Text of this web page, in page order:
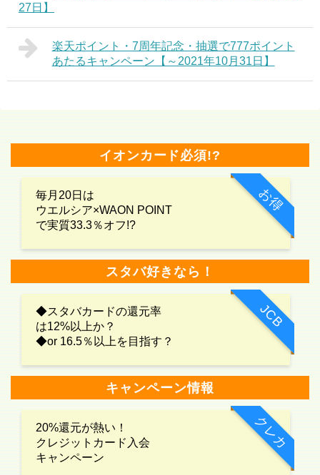
27日】
楽天ポイント・7周年記念・抽選で777ポイント
あたるキャンペーン【～2021年10月31日】
イオンカード必須!?
お得
毎月20日は
ウエルシア×WAON POINT
で実質33.3％オフ!?
スタバ好きなら！
JCB
◆スタバカードの還元率
は12%以上か？
◆or 16.5％以上を目指す？
キャンペーン情報
クレカ
20%還元が熱い！
クレジットカード入会
キャンペーン